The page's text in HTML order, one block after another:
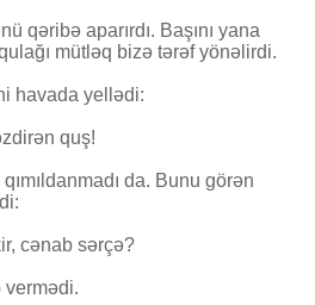
qəribə aparırdı. Başını yana
mütləq bizə tərəf yönəlirdi.
havada yellədi:
quş!
da. Bunu görən
cənab sərçə?
vermədi.